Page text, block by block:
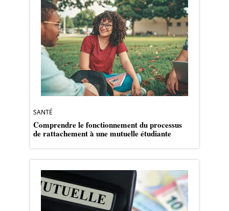
SANTÉ
Comprendre le fonctionnement du processus
de rattachement à une mutuelle étudiante